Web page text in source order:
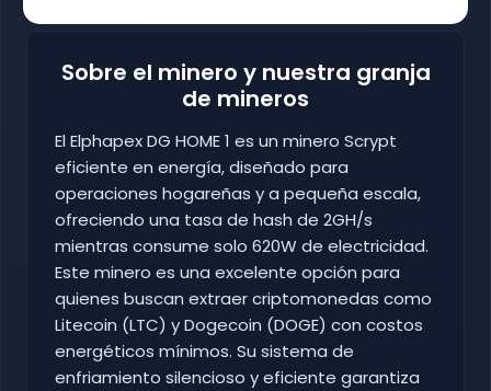
Sobre el minero y nuestra granja
de mineros
El Elphapex DG HOME 1 es un minero Scrypt
eficiente en energía, diseñado para
operaciones hogareñas y a pequeña escala,
ofreciendo una tasa de hash de 2GH/s
mientras consume solo 620W de electricidad.
Este minero es una excelente opción para
quienes buscan extraer criptomonedas como
Litecoin (LTC) y Dogecoin (DOGE) con costos
energéticos mínimos. Su sistema de
enfriamiento silencioso y eficiente garantiza